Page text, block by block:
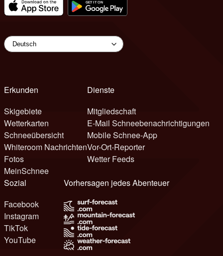
Erkunden
Skigebiete
Wetterkarten
Schneeübersicht
Whiteroom Nachrichten
Fotos
MeinSchnee
Dienste
Mitgliedschaft
E-Mail Schneebenachrichtigungen
Mobile Schnee-App
Vor-Ort-Reporter
Wetter Feeds
Sozial
Facebook
Instagram
TikTok
YouTube
Vorhersagen jedes Abenteuer